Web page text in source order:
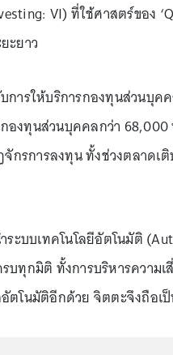
VI) ที่ใช้ศาสตร์ของ
ะยาว
ารให้บริการกองทุนส่วนบุ
งทุนส่วนบุคคลกว่า
กรการลงทุน ทั้งช่วงตลาด
ระบบเทคโนโลยีอัตโนมัติ
ทุกมิติ ทั้งการบริหารความ
โนมัติอีกด้วย จิตตะจึงถือเ